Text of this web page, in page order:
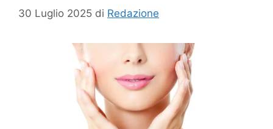
30 Luglio 2025 di Redazione